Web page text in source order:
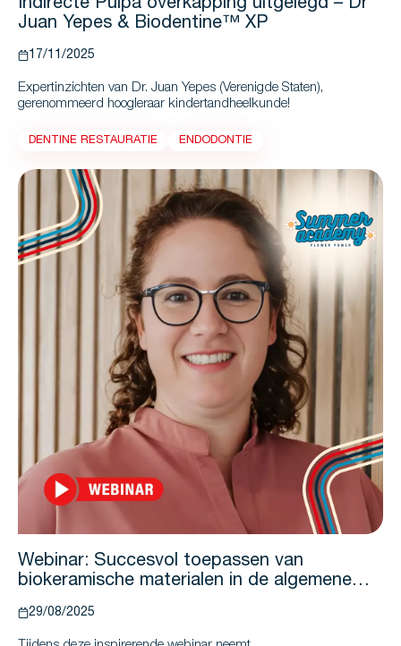
Indirecte Pulpa overkapping uitgelegd – Dr
Juan Yepes & Biodentine™ XP
17/11/2025
Expertinzichten van Dr. Juan Yepes (Verenigde Staten),
gerenommeerd hoogleraar kindertandheelkunde!
DENTINE RESTAURATIE ENDODONTIE
Webinar: Succesvol toepassen van
biokeramische materialen in de algemene
tandartspraktijk
29/08/2025